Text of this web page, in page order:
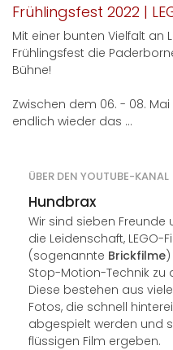
Frühlingsfest 2022 |
Mit einer bunten Vielfalt an
Frühlingsfest die
Bühne!
Zwischen dem 06. - 08.
endlich wieder das ...
ÜBER DEN YOUTUBE-KANAL
Hundbrax
Wir sind sieben Freunde
die Leidenschaft, LEGO-
(sogenannte Brickfilme
Stop-Motion-Technik zu
Diese bestehen aus
Fotos, die schnell
abgespielt werden und
flüssigen Film ergeben.